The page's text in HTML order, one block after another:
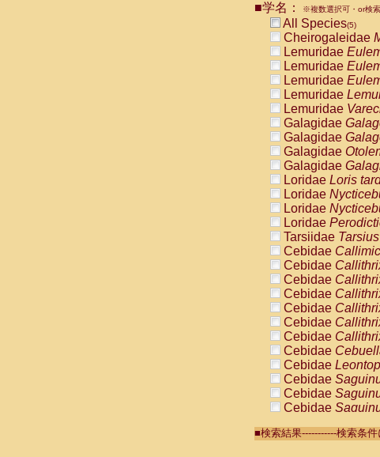
■学名： ※複数選択可・or検索
All Species(5)
Cheirogaleidae
Lemuridae
Lemuridae
Lemuridae
Lemuridae
Lemuridae
Galagidae
Galagidae
Galagidae
Galagidae
Loridae Loris
Loridae
Loridae
Loridae
Tarsiidae
Cebidae
Cebidae
Cebidae
Cebidae
Cebidae
Cebidae
Cebidae
Cebidae
Cebidae
Cebidae
Cebidae
Cebidae
Cebidae
■検索結果-----------検索条